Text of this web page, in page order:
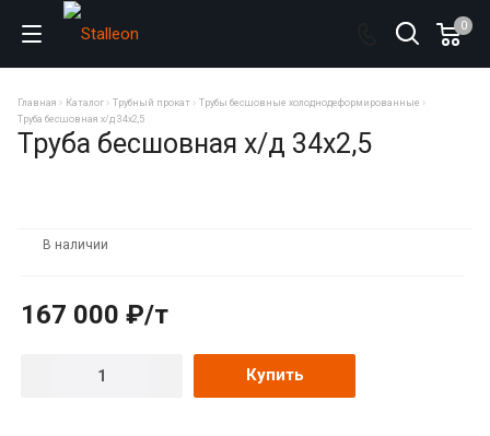
0
Главная Каталог Трубный прокат
Трубы бесшовные холоднодеформированные
Труба бесшовная х/д 34х2,5
Труба бесшовная х/д 34х2,5
В наличии
167 000 ₽/т
Купить